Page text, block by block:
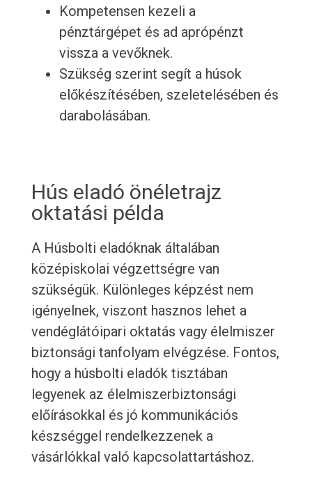
Kompetensen kezeli a
pénztárgépet és ad aprópénzt
vissza a vevőknek.
Szükség szerint segít a húsok
előkészítésében, szeletelésében és
darabolásában.
Hús eladó önéletrajz
oktatási példa
A Húsbolti eladóknak általában
középiskolai végzettségre van
szükségük. Különleges képzést nem
igényelnek, viszont hasznos lehet a
vendéglátóipari oktatás vagy élelmiszer
biztonsági tanfolyam elvégzése. Fontos,
hogy a húsbolti eladók tisztában
legyenek az élelmiszerbiztonsági
előírásokkal és jó kommunikációs
készséggel rendelkezzenek a
vásárlókkal való kapcsolattartáshoz.